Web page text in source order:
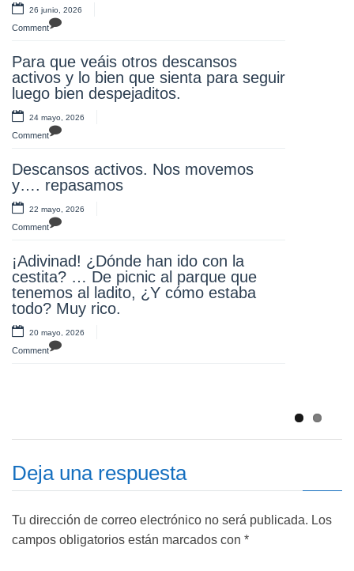
26 junio, 2026
Comment
Para que veáis otros descansos
activos y lo bien que sienta para seguir
luego bien despejaditos.
24 mayo, 2026
Comment
Descansos activos. Nos movemos
y…. repasamos
22 mayo, 2026
Comment
¡Adivinad! ¿Dónde han ido con la
cestita? … De picnic al parque que
tenemos al ladito, ¿Y cómo estaba
todo? Muy rico.
20 mayo, 2026
Comment
Comment
en la Museo del Ejército, aprendiendo
y disfrutando. ¡Olee!
17 mayo, 2026
Comment
disfrutando toda la comunidad
educativa con unos juegos divertidos y
un desayuno saludable.
Repetiremos..Estas familias y este
AMPA como molan se merecen una
17 mayo, 2026
Comment
Muchas gracias a nuestros profes por
querer pasar un día maravilloso en el
Puy du foi. ¡Se lo pasaron….genial!
Deja una respuesta
Tu dirección de correo electrónico no será publicada. Los
campos obligatorios están marcados con *